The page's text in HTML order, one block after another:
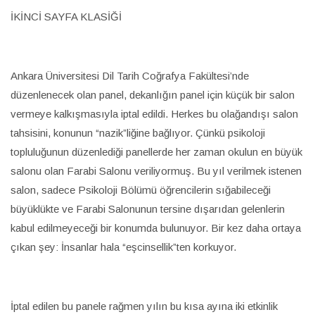
İKİNCİ SAYFA KLASİĞİ
Ankara Üniversitesi Dil Tarih Coğrafya Fakültesi’nde
düzenlenecek olan panel, dekanlığın panel için küçük bir salon
vermeye kalkışmasıyla iptal edildi. Herkes bu olağandışı salon
tahsisini, konunun “nazik”liğine bağlıyor. Çünkü psikoloji
topluluğunun düzenlediği panellerde her zaman okulun en büyük
salonu olan Farabi Salonu veriliyormuş. Bu yıl verilmek istenen
salon, sadece Psikoloji Bölümü öğrencilerin sığabileceği
büyüklükte ve Farabi Salonunun tersine dışarıdan gelenlerin
kabul edilmeyeceği bir konumda bulunuyor. Bir kez daha ortaya
çıkan şey: İnsanlar hala “eşcinsellik”ten korkuyor.
İptal edilen bu panele rağmen yılın bu kısa ayına iki etkinlik